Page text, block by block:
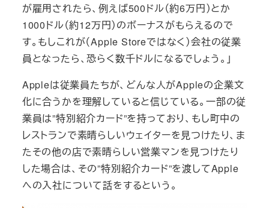
が雇用されたら、例えば500ドル（約6万円）とか
1000ドル（約12万円）のボーナスがもらえるので
す。もしこれが（Apple Storeではなく）会社の従業
員となったら、恐らく数千ドルになるでしょう。」
Appleは従業員たちが、どんな人がAppleの企業文
化に合うかを理解していると信じている。一部の従
業員は”特別紹介カード”を持っており、もし町中の
レストランで素晴らしいウェイターを見つけたり、ま
たその他の店で素晴らしい営業マンを見つけたり
した場合は、その”特別紹介カード”を渡してApple
への入社について話をするという。